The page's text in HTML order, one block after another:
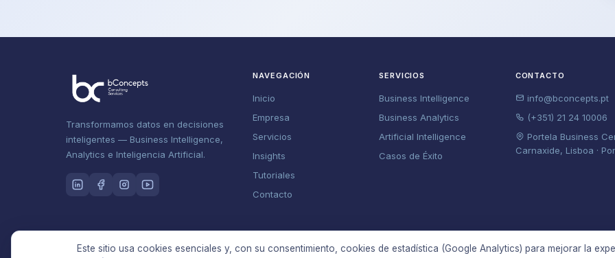
Transformamos datos en decisiones
inteligentes — Business Intelligence,
Analytics e Inteligencia Artificial.
NAVEGACIÓN
Inicio
Empresa
Servicios
Insights
Tutoriales
Contacto
SERVICIOS
Business Intelligence
Business Analytics
Artificial Intelligence
Casos de Éxito
CONTACTO
info@bconcepts.pt
(+351) 21 24 10006
Portela Business
Carnaxide, Lisboa ·
© 2026 Betterconcepts Unipessoal, Lda (bConcepts). Todos los derechos reservados.
Este sitio usa cookies esenciales y, con su consentimiento, cookies de estadística (Google Analytics) para mejorar la